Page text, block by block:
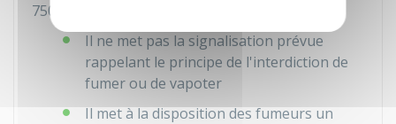
750 €
Il ne met pas la signalisation prévue
rappelant le principe de l'interdiction de
fumer ou de vapoter
Il met à la disposition des fumeurs un